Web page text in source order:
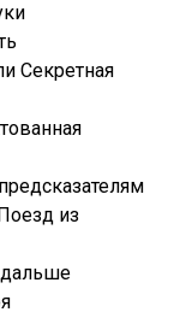
Секретная
из
дальше